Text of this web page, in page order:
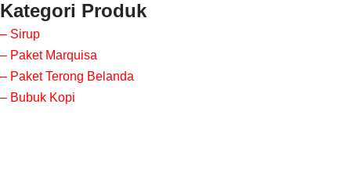
Skip
Kategori Produk
– Sirup
– Paket Marquisa
– Paket Terong Belanda
– Bubuk Kopi